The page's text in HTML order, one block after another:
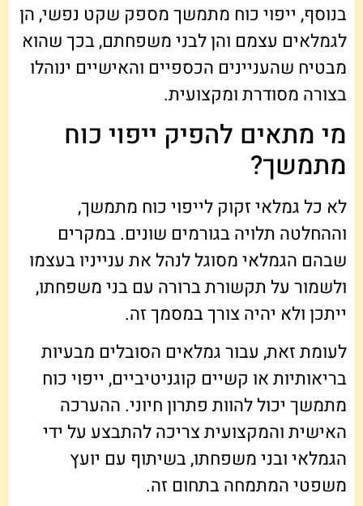
בנוסף, ייפוי כוח מתמשך מספק שקט נפשי, הן
לגמלאים עצמם והן לבני משפחתם, בכך שהוא
מבטיח שהעניינים הכספיים והאישיים ינוהלו
בצורה מסודרת ומקצועית.
מי מתאים להפיק ייפוי כוח
מתמשך?
לא כל גמלאי זקוק לייפוי כוח מתמשך,
וההחלטה תלויה בגורמים שונים. במקרים
שבהם הגמלאי מסוגל לנהל את ענייניו בעצמו
ולשמור על תקשורת ברורה עם בני משפחתו,
ייתכן ולא יהיה צורך במסמך זה.
לעומת זאת, עבור גמלאים הסובלים מבעיות
בריאותיות או קשיים קוגניטיביים, ייפוי כוח
מתמשך יכול להוות פתרון חיוני. ההערכה
האישית והמקצועית צריכה להתבצע על ידי
הגמלאי ובני משפחתו, בשיתוף עם יועץ
משפטי המתמחה בתחום זה.